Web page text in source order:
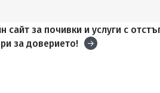
за почивки и услуги с
за доверието!